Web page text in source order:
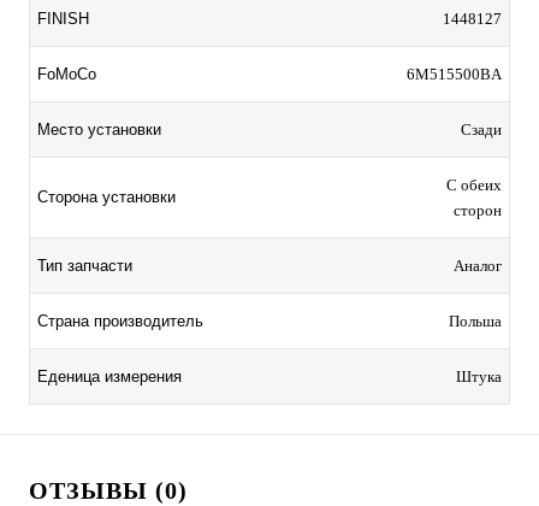
FINISH 1448127
FoMoCo 6M515500BA
Место установки Сзади
Сторона установки
С обеих
сторон
Тип запчасти Аналог
Страна производитель Польша
Еденица измерения Штука
ОТЗЫВЫ (0)